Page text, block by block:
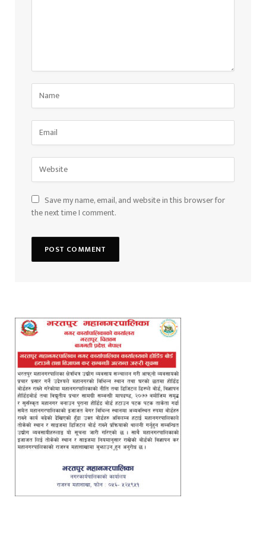
Save my name, email, and website in this browser for
the next time I comment.